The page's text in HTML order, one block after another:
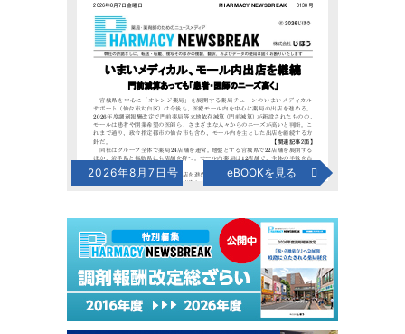
2026年8月7日号 eBOOKを見る